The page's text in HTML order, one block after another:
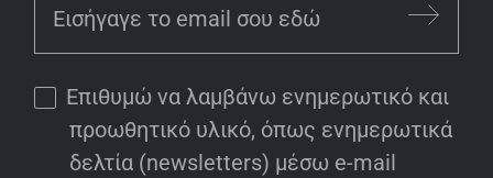
Επιθυμώ να λαμβάνω ενημερωτικό και
προωθητικό υλικό, όπως ενημερωτικά
δελτία (newsletters) μέσω e-mail